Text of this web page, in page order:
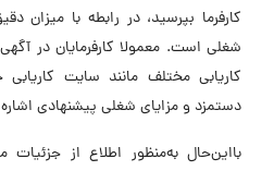
کارفرما بپرسید، در رابطه با میزان
شغلی است. معمولا کارفرمایان در
کاریابی مختلف مانند سایت
دستمزد و مزایای شغلی پیشنهادی
بااین‌حال به‌منظور اطلاع از جزئیات